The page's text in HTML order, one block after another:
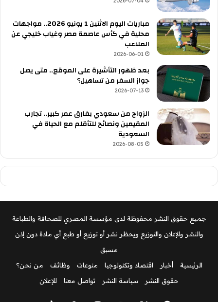
مباريات اليوم الاثنين 1 يونيو 2026.. مواجهات
محلية في كأس عاصمة مصر وغياب خليجي عن
الملاعب
2026-06-01
بعد ظهور التأشيرة على الموقع.. متى يصل
جواز السفر من تساهيل؟
2026-07-13
الزواج من سعودي بفارق عمر كبير.. تجارب
المقيمين ونصائح للتأقلم مع الحياة في
السعودية
2026-08-05
جميع حقوق النشر محفوظة لدى مؤسسة المصري للصحافة والطباعة
والنشر والإعلان والتوزيع ويحظر نشر أو توزيع أو طبع أي مادة دون إذن
مسبق
الرئيسية
أخبار اقتصاد وتكنولوجيا منوعات وظائف
من نحن؟
حقوق النشر
سياسة النشر تواصل معنا للإعلان